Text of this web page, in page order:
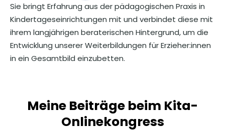
Sie bringt Erfahrung aus der pädagogischen Praxis in
Kindertageseinrichtungen mit und verbindet diese mit
ihrem langjährigen beraterischen Hintergrund, um die
Entwicklung unserer Weiterbildungen für Erzieher:innen
in ein Gesamtbild einzubetten.
Meine Beiträge beim Kita-
Onlinekongress